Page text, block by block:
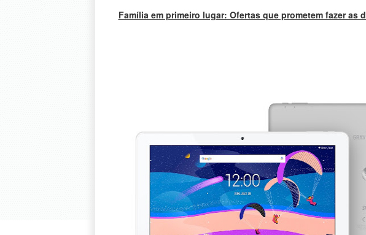
Família em primeiro lugar: Ofertas que prometem fazer as